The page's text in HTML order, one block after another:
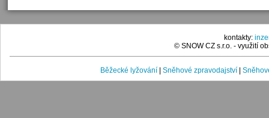
kontakty:
© SNOW CZ s.r.o. - využití
Běžecké lyžování Sněhové zpravodajství